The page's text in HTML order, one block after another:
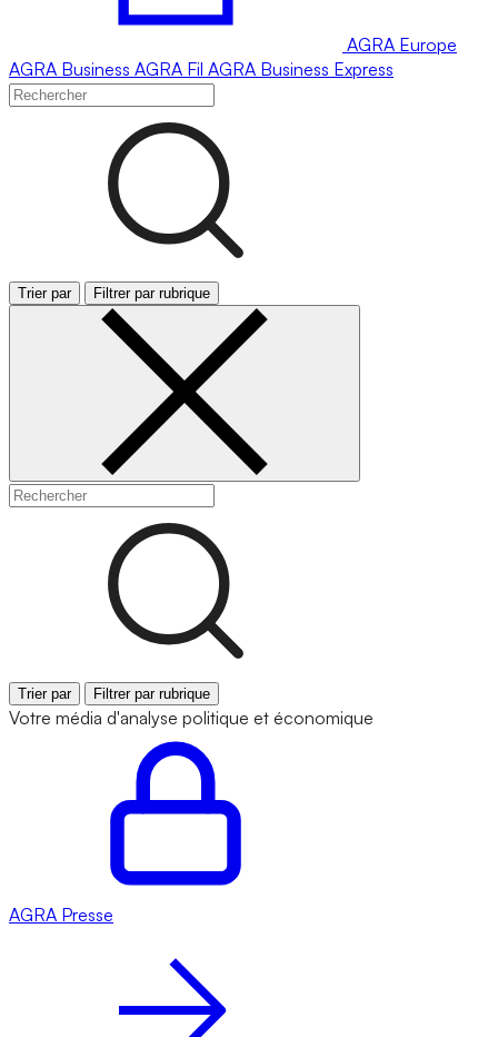
AGRA Europe
AGRA Business AGRA Fil AGRA Business Express
Trier par Filtrer par rubrique
Trier par Filtrer par rubrique
Votre média d'analyse politique et économique
AGRA Presse